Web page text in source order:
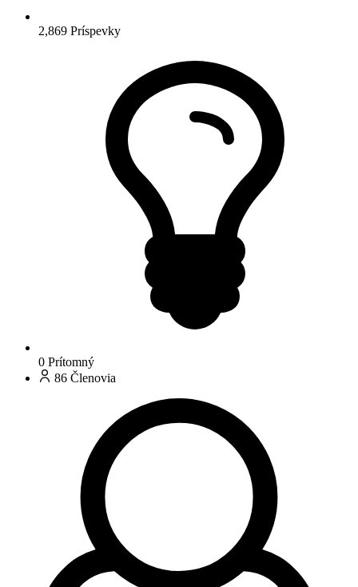
2,869 Príspevky
0 Prítomný
86 Členovia